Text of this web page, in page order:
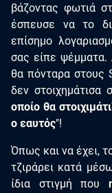
βάζοντας φωτιά
έσπευσε να το
επίσημο
σας είπε ψέμματα.
θα πόνταρα στους
δεν
οποίο θα
ο εαυτός"!
Όπως και να έχει,
τζιράρει κατά
ίδια στιγμή που